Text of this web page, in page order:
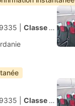
Classe économique
Classe économique